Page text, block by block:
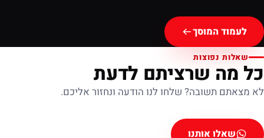
לעמוד המוסך
שאלות נפוצות
כל מה שרציתם לדעת
לא מצאתם תשובה? שלחו לנו הודעה ונחזור אליכם.
שאלו אותנו